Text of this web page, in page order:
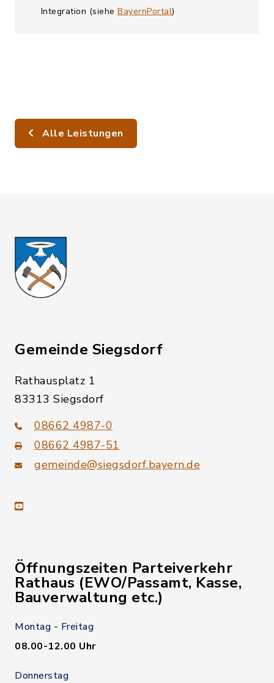
Integration (siehe BayernPortal)
Alle Leistungen
Gemeinde Siegsdorf
Rathausplatz 1
83313 Siegsdorf
08662 4987-0
08662 4987-51
gemeinde@siegsdorf.bayern.de
youtube
Öffnungszeiten Parteiverkehr
Rathaus (EWO/Passamt, Kasse,
Bauverwaltung etc.)
Montag - Freitag
08.00-12.00 Uhr
Donnerstag